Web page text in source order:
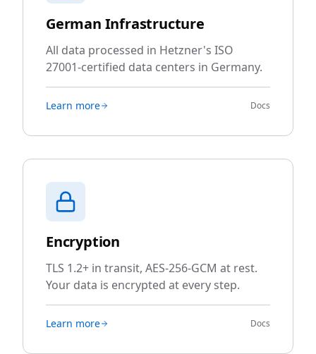
German Infrastructure
All data processed in Hetzner's ISO
27001-certified data centers in Germany.
Learn more Docs
Encryption
TLS 1.2+ in transit, AES-256-GCM at rest.
Your data is encrypted at every step.
Learn more Docs